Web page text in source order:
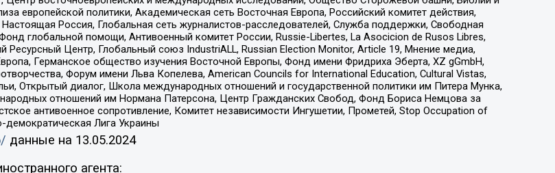
европейской политики, Академическая сеть Восточная Европа, Российский комитет действия,
Россия, Глобальная сеть журналистов-расследователей, Служба поддержки, Свободная
глобальной помощи, Антивоенный комитет России, Russie-Libertes, La Asocicion de Rusos Libres,
Центр, Глобальный союз IndustriALL, Russian Election Monitor, Article 19, Мнение медиа,
Германское общество изучения Восточной Европы, Фонд имени Фридриха Эберта, XZ gGmbH,
Форум имени Льва Копелева, American Councils for International Education, Cultural Vistas,
Открытый диалог, Школа международных отношений и государственной политики им Питера Мунка,
отношений им Нормана Патерсона, Центр Гражданских Свобод, Фонд Бориса Немцова за
антивоенное сопротивление, Комитет независимости Ингушетии, Прометей, Stop Occupation of
Лига Украины
данные на 13.05.2024
агента: